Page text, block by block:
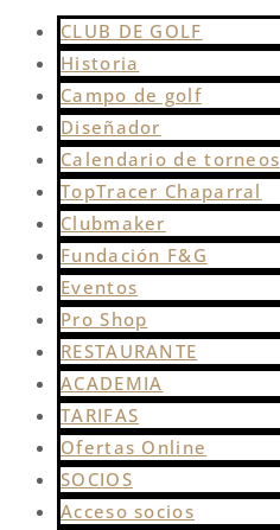
CLUB DE GOLF
Historia
Campo de golf
Diseñador
Calendario de torneos
TopTracer Chaparral
Clubmaker
Fundación F&G
Eventos
Pro Shop
RESTAURANTE
ACADEMIA
TARIFAS
Ofertas Online
SOCIOS
Acceso socios